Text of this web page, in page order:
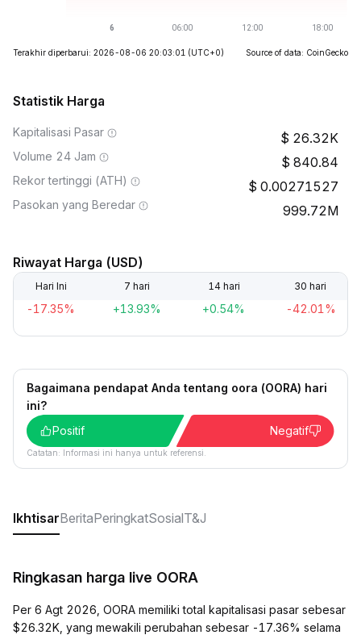
Terakhir diperbarui: 2026-08-06 20:03:01 (UTC+0) Source of data: CoinGecko
Statistik Harga
Kapitalisasi Pasar 26.32K
Volume 24 Jam 840.84
Rekor tertinggi (ATH) 0.00271527
Pasokan yang Beredar 999.72M
Riwayat Harga (USD)
Hari Ini 7 hari 14 hari 30 hari
-17.35% +13.93% +0.54% -42.01%
Bagaimana pendapat Anda tentang oora (OORA) hari
ini?
Positif
Negatif
Catatan: Informasi ini hanya untuk referensi.
IkhtisarBeritaPeringkatSosialT&J
Ringkasan harga live OORA
Per 6 Agt 2026, OORA memiliki total kapitalisasi pasar sebesar
$26.32K, yang mewakili perubahan sebesar -17.36% selama